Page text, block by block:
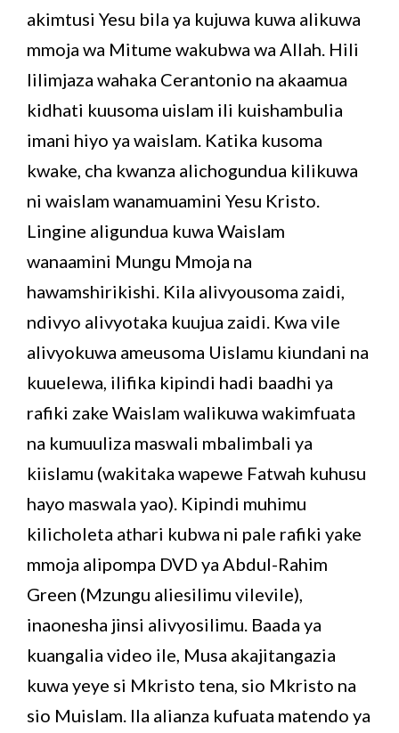
akimtusi Yesu bila ya kujuwa kuwa alikuwa
mmoja wa Mitume wakubwa wa Allah. Hili
lilimjaza wahaka Cerantonio na akaamua
kidhati kuusoma uislam ili kuishambulia
imani hiyo ya waislam. Katika kusoma
kwake, cha kwanza alichogundua kilikuwa
ni waislam wanamuamini Yesu Kristo.
Lingine aligundua kuwa Waislam
wanaamini Mungu Mmoja na
hawamshirikishi. Kila alivyousoma zaidi,
ndivyo alivyotaka kuujua zaidi. Kwa vile
alivyokuwa ameusoma Uislamu kiundani na
kuuelewa, ilifika kipindi hadi baadhi ya
rafiki zake Waislam walikuwa wakimfuata
na kumuuliza maswali mbalimbali ya
kiislamu (wakitaka wapewe Fatwah kuhusu
hayo maswala yao). Kipindi muhimu
kilicholeta athari kubwa ni pale rafiki yake
mmoja alipompa DVD ya Abdul-Rahim
Green (Mzungu aliesilimu vilevile),
inaonesha jinsi alivyosilimu. Baada ya
kuangalia video ile, Musa akajitangazia
kuwa yeye si Mkristo tena, sio Mkristo na
sio Muislam. Ila alianza kufuata matendo ya